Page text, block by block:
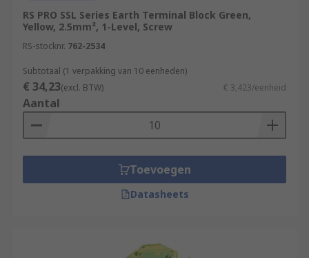
RS PRO SSL Series Earth Terminal Block Green,
Yellow, 2.5mm², 1-Level, Screw
RS-stocknr. 762-2534
Subtotaal (1 verpakking van 10 eenheden)
€ 34,23(excl. BTW) € 3,423/eenheid
Aantal
Toevoegen
Datasheets